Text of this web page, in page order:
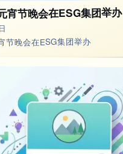
宵节晚会在ESG集团举办
节晚会在ESG集团举办